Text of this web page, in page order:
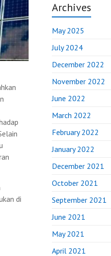
di
Archives
May 2025
July 2024
December 2022
November 2022
June 2022
March 2022
February 2022
January 2022
December 2021
October 2021
September 2021
June 2021
May 2021
April 2021